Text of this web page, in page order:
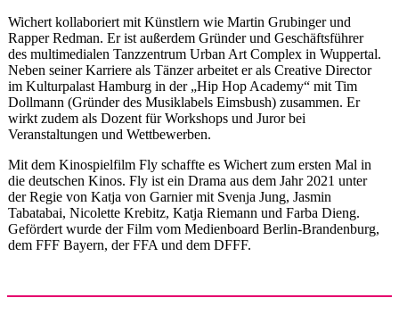
Wichert kollaboriert mit Künstlern wie Martin Grubinger und
Rapper Redman. Er ist außerdem Gründer und Geschäftsführer
des multimedialen Tanzzentrum Urban Art Complex in Wuppertal.
Neben seiner Karriere als Tänzer arbeitet er als Creative Director
im Kulturpalast Hamburg in der „Hip Hop Academy“ mit Tim
Dollmann (Gründer des Musiklabels Eimsbush) zusammen. Er
wirkt zudem als Dozent für Workshops und Juror bei
Veranstaltungen und Wettbewerben.
Mit dem Kinospielfilm Fly schaffte es Wichert zum ersten Mal in
die deutschen Kinos. Fly ist ein Drama aus dem Jahr 2021 unter
der Regie von Katja von Garnier mit Svenja Jung, Jasmin
Tabatabai, Nicolette Krebitz, Katja Riemann und Farba Dieng.
Gefördert wurde der Film vom Medienboard Berlin-Brandenburg,
dem FFF Bayern, der FFA und dem DFFF.